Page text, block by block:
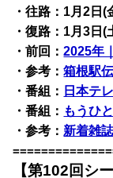
・往路：1月2日
・復路：1月3日
・前回：2025年
・参考：箱根駅
・番組： 日本テ
・番組： もうひ
・参考：新着雑
【第102回シ